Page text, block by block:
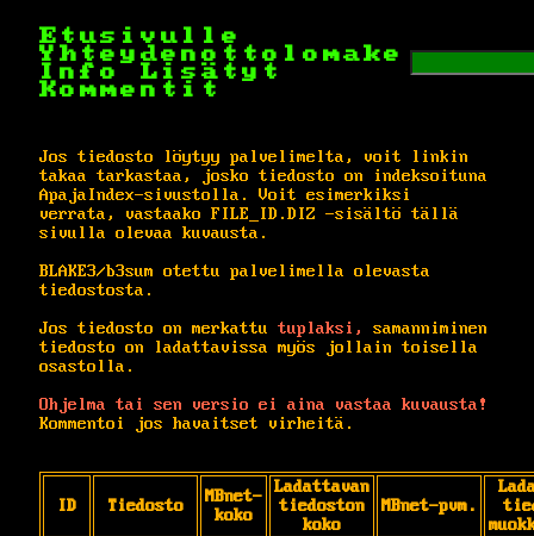
Etusivulle
Yhteydenottolomake
Info
Lisätyt
Kommentit
Jos tiedosto löytyy palvelimelta, voit linkin
takaa tarkastaa, josko tiedosto on indeksoituna
ApajaIndex-sivustolla. Voit esimerkiksi
verrata, vastaako FILE_ID.DIZ -sisältö tällä
sivulla olevaa kuvausta.
BLAKE3/b3sum otettu palvelimella olevasta
tiedostosta.
Jos tiedosto on merkattu tuplaksi,
samanniminen
tiedosto on ladattavissa myös jollain toisella
osastolla.
Ohjelma tai sen versio ei aina vastaa kuvausta!
Kommentoi jos havaitset virheitä.
ID Tiedosto
MBnet-
koko
Ladattavan
tiedoston
koko
MBnet-pvm.